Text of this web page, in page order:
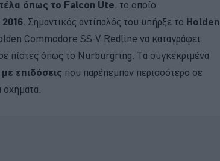
όπως το Falcon Ute, το οποίο
. Σημαντικός αντίπαλός του υπήρξε το Holden
Commodore SS-V Redline να καταγράφει
πίστες όπως το Nurburgring. Τα συγκεκριμένα
επιδόσεις που παρέπεμπαν περισσότερο σε